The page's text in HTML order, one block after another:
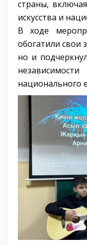
страны,
искусства и
В ходе
обогатили свои
но и
национального